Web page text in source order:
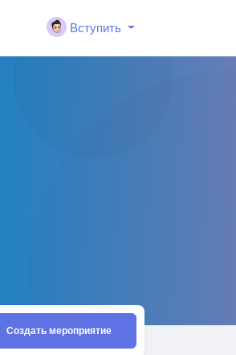
Вступить
Создать мероприятие